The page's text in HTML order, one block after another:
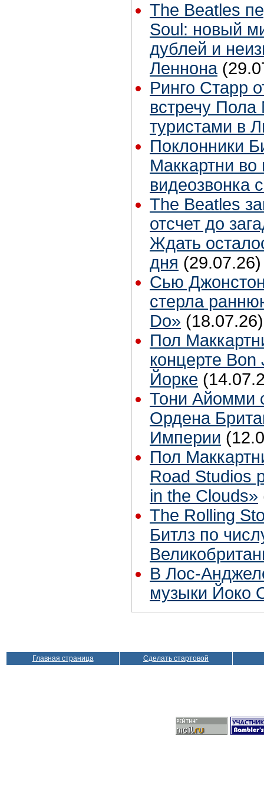
The Beatles
Soul: новый
дублей и
Леннона
Ринго Старр
встречу Пола
туристами в
Поклонники
Маккартни во
видеозвонка
The Beatles
отсчет до
Ждать
дня (29.07.26)
Сью
стерла
Do» (18.07.26)
Пол
концерте
Йорке
Тони Айомми
Ордена
Империи
Пол
Road Studios
in the Clouds»
The Rolling
Битлз по
В Лос-
музыки Йоко
Главная страница Сделать стартовой